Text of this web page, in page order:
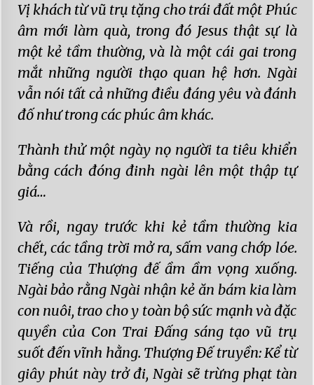
Vị khách từ vũ trụ tặng cho trái đất một Phúc
âm mới làm quà, trong đó Jesus thật sự là
một kẻ tầm thường, và là một cái gai trong
mắt những người thạo quan hệ hơn. Ngài
vẫn nói tất cả những điều đáng yêu và đánh
đố như trong các phúc âm khác.
Thành thử một ngày nọ người ta tiêu khiển
bằng cách đóng đinh ngài lên một thập tự
giá…
Và rồi, ngay trước khi kẻ tầm thường kia
chết, các tầng trời mở ra, sấm vang chớp lóe.
Tiếng của Thượng đế ầm ầm vọng xuống.
Ngài bảo rằng Ngài nhận kẻ ăn bám kia làm
con nuôi, trao cho y toàn bộ sức mạnh và đặc
quyền của Con Trai Đấng sáng tạo vũ trụ
suốt đến vĩnh hằng. Thượng Đế truyền: Kể từ
giây phút này trở đi, Ngài sẽ trừng phạt tàn